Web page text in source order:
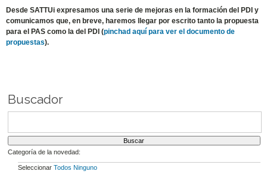
Desde SATTUi expresamos una serie de mejoras en la formación del PDI y
comunicamos que, en breve, haremos llegar por escrito tanto la propuesta
para el PAS como la del PDI (pinchad aquí para ver el documento de
propuestas).
Buscador
Categoría de la novedad:
Seleccionar Todos Ninguno